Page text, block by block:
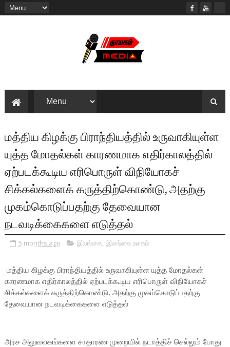
மத்திய கிழக்கு பிராந்தியத்தில் உருவாகியுள்ள
யுத்த மோதல்கள் காரணமாக எதிர்காலத்தில்
ஏற்படக்கூடிய எரிபொருள் விநியோகச்
சிக்கல்களைக் கருத்திற்கொண்டு, அதற்கு
முகம்கொடுப்பதற்கு தேவையான
நடவடிக்கைகளை எடுத்தல்
5 months ago இலங்கை, இலங்கை.உலகம்
மத்திய கிழக்கு பிராந்தியத்தில் உருவாகியுள்ள யுத்த மோதல்கள்
காரணமாக எதிர்காலத்தில் ஏற்படக்கூடிய எரிபொருள் விநியோகச்
சிக்கல்களைக் கருத்திற்கொண்டு, அதற்கு முகம்கொடுப்பதற்கு
தேவையான நடவடிக்கைகளை எடுத்தல்
அரச அலுவலகங்களை சாதாரண முறையில் நடாத்திச் செல்லும் போது